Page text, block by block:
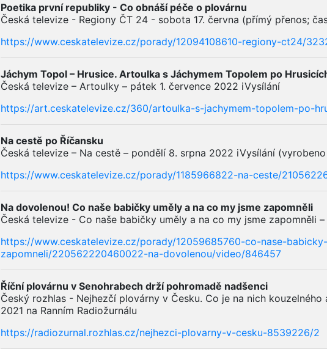
Poetika první republiky - Co obnáší péče o plovárnu
Česká televize - Regiony ČT 24 - sobota 17. června (přímý přenos;
https://www.ceskatelevize.cz/porady/12094108610-regiony-ct24/
Jáchym Topol – Hrusice. Artoulka s Jáchymem Topolem po
Česká televize – Artoulky – pátek 1. července 2022 iVysílání
https://art.ceskatelevize.cz/360/artoulka-s-jachymem-topolem-po-
Na cestě po Říčansku
Česká televize – Na cestě – pondělí 8. srpna 2022 iVysílání (vyrobeno
https://www.ceskatelevize.cz/porady/1185966822-na-ceste/
Na dovolenou! Co naše babičky uměly a na co my jsme zapomněli
Česká televize - Co naše babičky uměly a na co my jsme zapomněli –
https://www.ceskatelevize.cz/porady/12059685760-co-nase-
zapomneli/220562220460022-na-dovolenou/video/846457
Říční plovárnu v Senohrabech drží pohromadě nadšenci
Český rozhlas - Nejhezčí plovárny v Česku. Co je na nich kouzelného
2021 na Ranním Radiožurnálu
https://radiozurnal.rozhlas.cz/nejhezci-plovarny-v-cesku-8539226/2